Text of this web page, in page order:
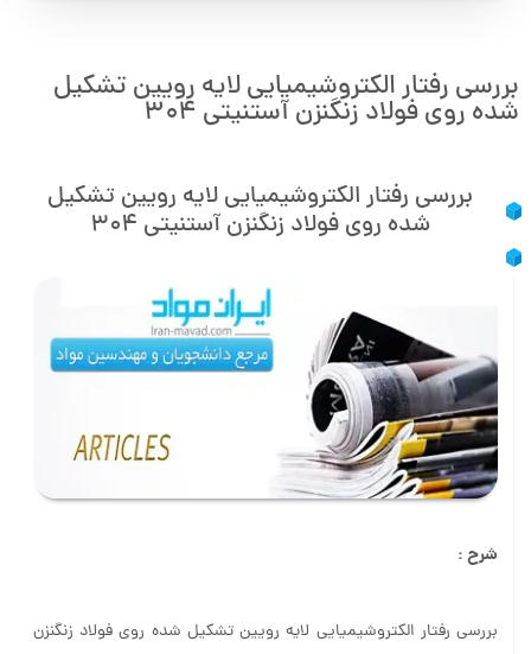
بررسی رفتار الکتروشیمیایی لایه رویین تشکیل
شده روی فولاد زنگنزن آستنیتی ۳۰۴
بررسی رفتار الکتروشیمیایی لایه رویین تشکیل
شده روی فولاد زنگنزن آستنیتی ۳۰۴
شرح :
بررسی رفتار الکتروشیمیایی لایه رویین تشکیل شده روی فولاد زنگنزن